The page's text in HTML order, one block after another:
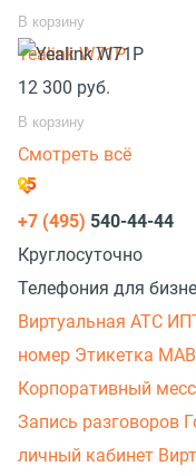
В корзину
Yealink W71P
12 300 руб.
В корзину
Смотреть всё
+7 (495) 540-44-44
Круглосуточно
Телефония для
Виртуальная АТС
номер Этикетка МАВ
Корпоративный
Запись разговоров
личный кабинет